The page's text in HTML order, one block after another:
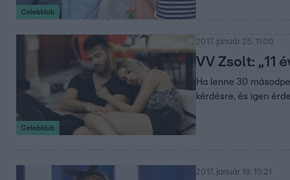
Celebklub
Celebklub
2017. január 25. 11:00
VV Zsolt: „11
Ha lenne 30
kérdésre, és igen
2017. január 19. 10:21